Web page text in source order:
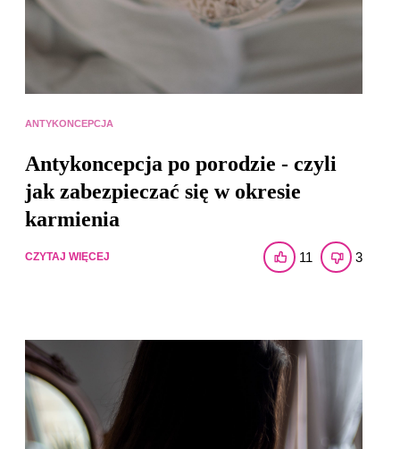
ANTYKONCEPCJA
Antykoncepcja po porodzie - czyli
jak zabezpieczać się w okresie
karmienia
CZYTAJ WIĘCEJ 11 3